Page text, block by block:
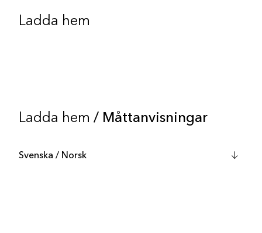
Ladda hem
Ladda hem / Måttanvisningar
Svenska / Norsk